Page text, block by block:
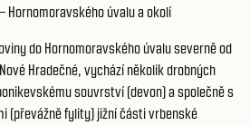
Hornomoravského úvalu a okolí
do Hornomoravského úvalu severně od
Hradečné, vychází několik drobných
souvrství (devon) a společně s
(převážně fylity) jižní části vrbenské